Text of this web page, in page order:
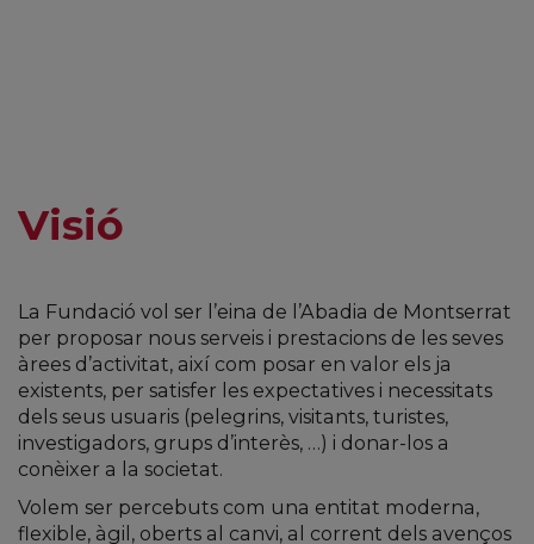
Visió
La Fundació vol ser l’eina de l’Abadia de Montserrat
per proposar nous serveis i prestacions de les seves
àrees d’activitat, així com posar en valor els ja
existents, per satisfer les expectatives i necessitats
dels seus usuaris (pelegrins, visitants, turistes,
investigadors, grups d’interès, …) i donar-los a
conèixer a la societat.
Volem ser percebuts com una entitat moderna,
flexible, àgil, oberts al canvi, al corrent dels avenços